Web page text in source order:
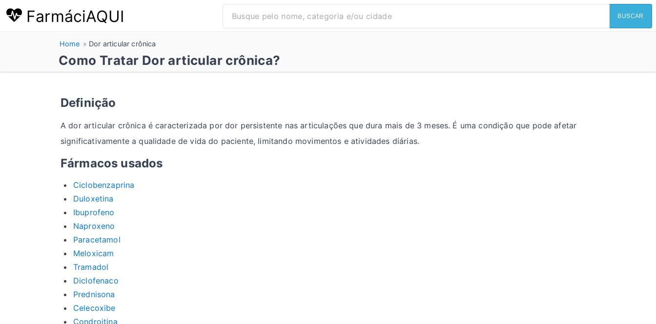
FarmáciAQUI BUSCAR
Home Dor articular crônica
Como Tratar Dor articular crônica?
Definição
A dor articular crônica é caracterizada por dor persistente nas articulações que dura mais de 3 meses. É uma condição que pode afetar
significativamente a qualidade de vida do paciente, limitando movimentos e atividades diárias.
Fármacos usados
Ciclobenzaprina
Duloxetina
Ibuprofeno
Naproxeno
Paracetamol
Meloxicam
Tramadol
Diclofenaco
Prednisona
Celecoxibe
Condroitina